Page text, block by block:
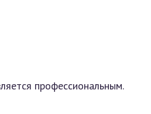
профессиональным.